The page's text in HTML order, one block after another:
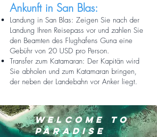
Ankunft in San Blas:
Landung in San Blas: Zeigen Sie nach der
Landung Ihren Reisepass vor und zahlen Sie
den Beamten des Flughafens Guna eine
Gebühr von 20 USD pro Person.
Transfer zum Katamaran: Der Kapitän wird
Sie abholen und zum Katamaran bringen,
der neben der Landebahn vor Anker liegt.
WELCOME TO
PARADISE